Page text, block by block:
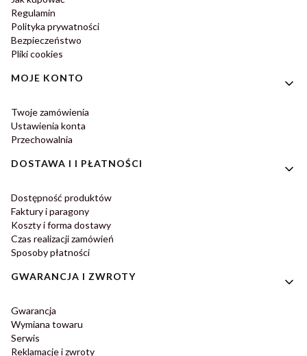
Regulamin
Polityka prywatności
Bezpieczeństwo
Pliki cookies
MOJE KONTO
Twoje zamówienia
Ustawienia konta
Przechowalnia
DOSTAWA I I PŁATNOŚCI
Dostępność produktów
Faktury i paragony
Koszty i forma dostawy
Czas realizacji zamówień
Sposoby płatności
GWARANCJA I ZWROTY
Gwarancja
Wymiana towaru
Serwis
Reklamacje i zwroty